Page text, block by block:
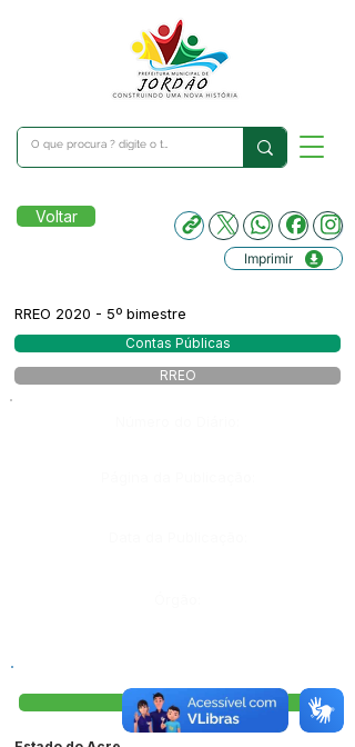
Voltar
Imprimir
RREO 2020 - 5º bimestre
Contas Públicas
RREO
Visualizar